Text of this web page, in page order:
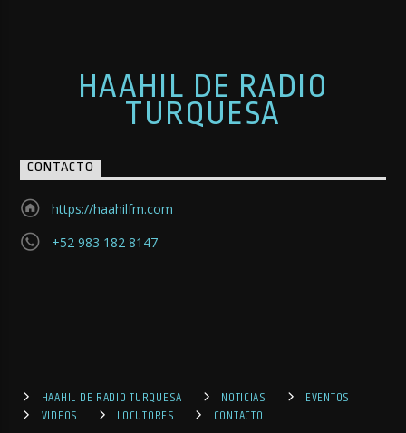
HAAHIL DE RADIO
TURQUESA
CONTACTO
https://haahilfm.com
+52 983 182 8147
HAAHIL DE RADIO TURQUESA NOTICIAS
EVENTOS
VIDEOS
LOCUTORES CONTACTO